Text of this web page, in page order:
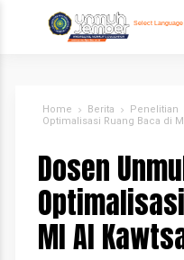
Select Language
Home Berita Penelitian
Optimalisasi Ruang Baca di
Dosen
MI Al